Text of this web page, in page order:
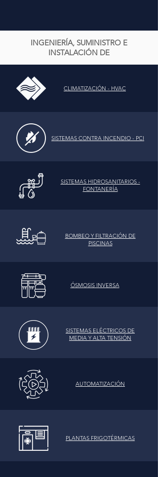
INGENIERÍA, SUMINISTRO E
INSTALACIÓN DE
CLIMATIZACIÓN - HVAC
SISTEMAS CONTRA INCENDIO - PCI
SISTEMAS HIDROSANITARIOS -
FONTANERÍA
BOMBEO Y FILTRACIÓN DE
PISCINAS
ÓSMOSIS INVERSA
SISTEMAS ELÉCTRICOS DE
MEDIA Y ALTA TENSIÓN
AUTOMATIZACIÓN
PLANTAS FRIGOTÉRMICAS